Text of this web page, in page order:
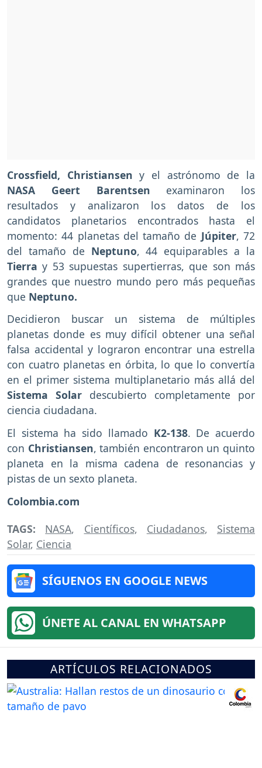
Crossfield, Christiansen y el astrónomo de la
NASA Geert Barentsen examinaron los
resultados y analizaron los datos de los
candidatos planetarios encontrados hasta el
momento: 44 planetas del tamaño de Júpiter, 72
del tamaño de Neptuno, 44 equiparables a la
Tierray 53 supuestas supertierras, que son más
grandes que nuestro mundo pero más pequeñas
que Neptuno.
Decidieron buscar un sistema de múltiples
planetas donde es muy difícil obtener una señal
falsa accidental y lograron encontrar una estrella
con cuatro planetas en órbita, lo que lo convertía
en el primer sistema multiplanetario más allá del
Sistema Solar descubierto completamente por
ciencia ciudadana.
El sistema ha sido llamado K2-138. De acuerdo
con Christiansen, también encontraron un quinto
planeta en la misma cadena de resonancias y
pistas de un sexto planeta.
Colombia.com
TAGS: NASA, Científicos, Ciudadanos, Sistema
Solar, Ciencia
SÍGUENOS EN GOOGLE NEWS
ÚNETE AL CANAL EN WHATSAPP
ARTÍCULOS RELACIONADOS